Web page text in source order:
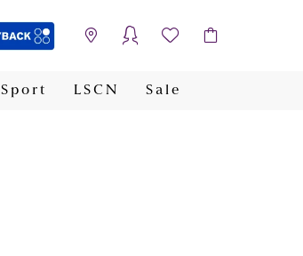
Sport LSCN Sale